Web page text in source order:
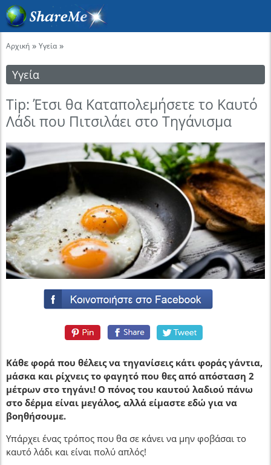
Αρχική » Υγεία »
Υγεία
Tip: Έτσι θα Καταπολεμήσετε το Καυτό
Λάδι που Πιτσιλάει στο Τηγάνισμα
Κάθε φορά που θέλεις να τηγανίσεις κάτι φοράς γάντια,
μάσκα και ρίχνεις το φαγητό που θες από απόσταση 2
μέτρων στο τηγάνι! Ο πόνος του καυτού λαδιού πάνω
στο δέρμα είναι μεγάλος, αλλά είμαστε εδώ για να
βοηθήσουμε.
Υπάρχει ένας τρόπος που θα σε κάνει να μην φοβάσαι το
καυτό λάδι και είναι πολύ απλός!